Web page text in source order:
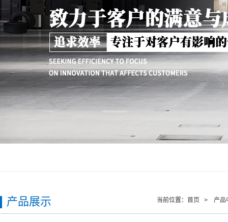
当前位置： 首页 > 产品
产品展示